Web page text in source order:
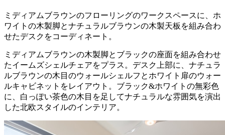
ミディアムブラウンのフローリングのワークスペースに、ホ
ワイトの木製脚とナチュラルブラウンの木製天板を組み合わ
せたデスクをコーディネート。
ミディアムブラウンの木製脚とブラックの座面を組み合わせ
たイームズシェルチェアをプラス。デスク上部に、ナチュラ
ルブラウンの木目のウォールシェルフとホワイト扉のウォー
ルキャビネットをレイアウト。ブラック&ホワイトの無彩色
に、白っぽい茶色の木目を足してナチュラルな雰囲気を演出
した北欧スタイルのインテリア。